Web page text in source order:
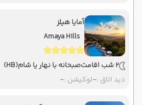
آمایا هیلز
Amaya Hills
2 شب اقامت صبحانه با نهار یا شام(HB)
دید اتاق :-لوکیشن :-